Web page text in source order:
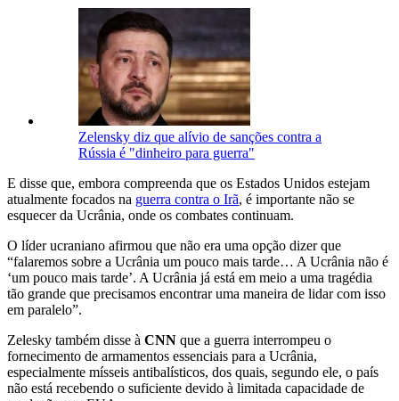
Zelensky diz que alívio de sanções contra a
Rússia é "dinheiro para guerra"
E disse que, embora compreenda que os Estados Unidos estejam
atualmente focados na guerra contra o Irã, é importante não se
esquecer da Ucrânia, onde os combates continuam.
O líder ucraniano afirmou que não era uma opção dizer que
“falaremos sobre a Ucrânia um pouco mais tarde… A Ucrânia não é
‘um pouco mais tarde’. A Ucrânia já está em meio a uma tragédia
tão grande que precisamos encontrar uma maneira de lidar com isso
em paralelo”.
Zelesky também disse à CNN que a guerra interrompeu o
fornecimento de armamentos essenciais para a Ucrânia,
especialmente mísseis antibalísticos, dos quais, segundo ele, o país
não está recebendo o suficiente devido à limitada capacidade de